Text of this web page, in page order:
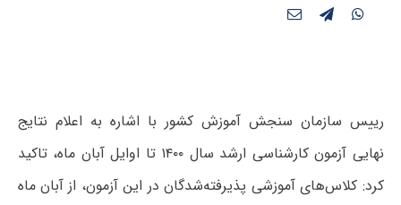
رییس سازمان سنجش آموزش کشور با اشاره به اعلام نتایج
نهایی آزمون کارشناسی ارشد سال ۱۴۰۰ تا اوایل آبان ماه، تاکید
کرد: کلاس‌های آموزشی پذیرفته‌شدگان در این آزمون، از آبان ماه